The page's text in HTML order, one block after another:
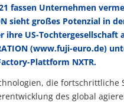
fassen Unternehmen
sieht großes Potenzial in
US-Tochtergesellschaft
(www.fuji-euro.de)
Plattform NXTR.
die
des global